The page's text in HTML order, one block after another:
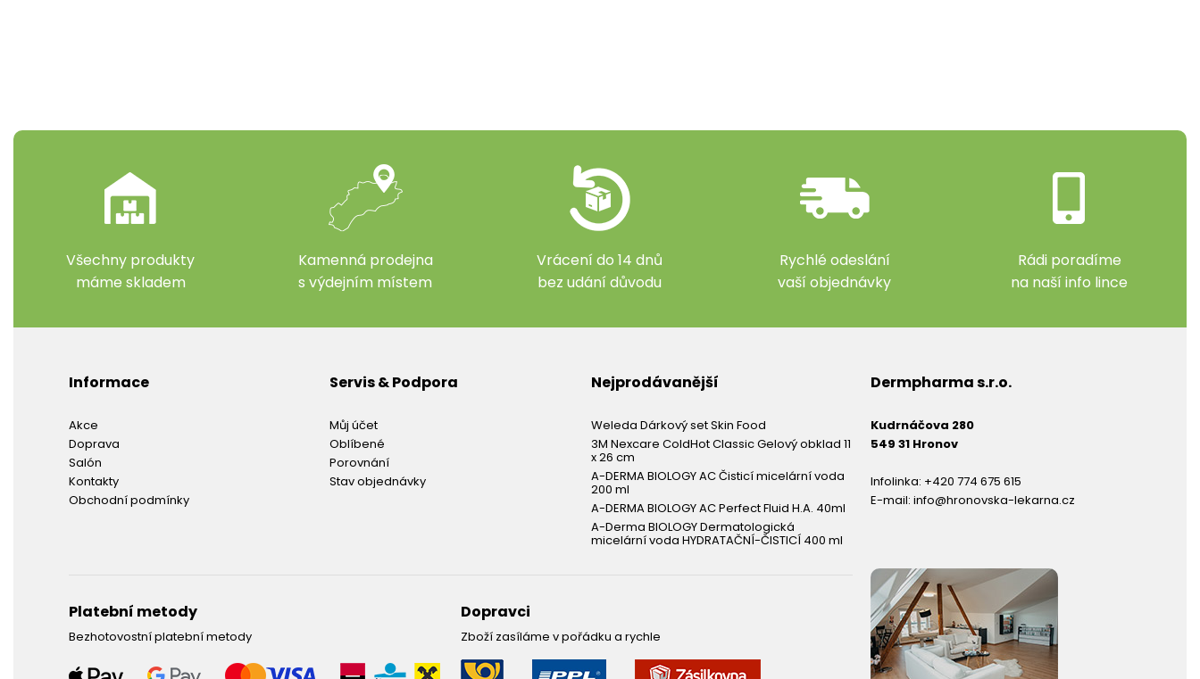
Všechny produkty
máme skladem
Kamenná prodejna
s výdejním místem
Vrácení do 14 dnů
bez udání důvodu
Rychlé odeslání
vaší objednávky
Rádi poradíme
na naší info lince
Informace
Akce
Doprava
Salón
Kontakty
Obchodní podmínky
Servis & Podpora
Můj účet
Oblíbené
Porovnání
Stav objednávky
Nejprodávanější
Weleda Dárkový set Skin Food
3M Nexcare ColdHot Classic Gelový obklad 11
x 26 cm
A-DERMA BIOLOGY AC Čisticí micelární voda
200 ml
A-DERMA BIOLOGY AC Perfect Fluid H.A. 40ml
A-Derma BIOLOGY Dermatologická
micelární voda HYDRATAČNÍ-ČISTICÍ 400 ml
Platební metody
Bezhotovostní platební metody
Dopravci
Zboží zasíláme v pořádku a rychle
Dermpharma s.r.o.
Kudrnáčova 280
549 31 Hronov
Infolinka: +420 774 675 615
E-mail: info@hronovska-lekarna.cz